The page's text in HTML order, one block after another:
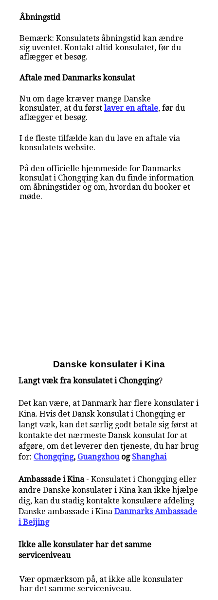
Åbningstid
Bemærk: Konsulatets åbningstid kan ændre
sig uventet. Kontakt altid konsulatet, før du
aflægger et besøg.
Aftale med Danmarks konsulat
Nu om dage kræver mange Danske
konsulater, at du førstlaver en aftale, før du
aflægger et besøg.
I de fleste tilfælde kan du lave en aftale via
konsulatets website.
På den officielle hjemmeside for Danmarks
konsulat i Chongqing kan du finde information
om åbningstider og om, hvordan du booker et
møde.
Danske konsulater i Kina
Langt væk fra konsulatet i Chongqing?
Det kan være, at Danmark har flere konsulater i
Kina. Hvis det Dansk konsulat i Chongqing er
langt væk, kan det særlig godt betale sig først at
kontakte det nærmeste Dansk konsulat for at
afgøre, om det leverer den tjeneste, du har brug
for: Chongqing, Guangzhouog Shanghai
Ambassade i Kina- Konsulatet i Chongqing eller
andre Danske konsulater i Kina kan ikke hjælpe
dig, kan du stadig kontakte konsulære afdeling
Danske ambassade i Kina Danmarks Ambassade
i Beijing
Ikke alle konsulater har det samme
serviceniveau
Vær opmærksom på, at ikke alle konsulater
har det samme serviceniveau.